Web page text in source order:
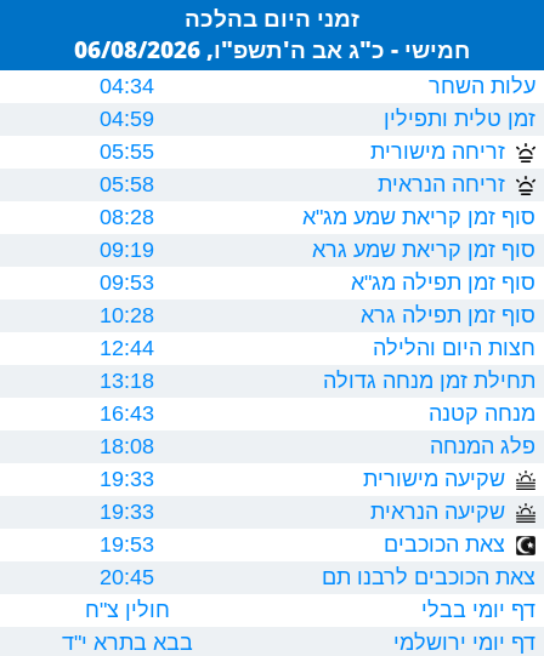
זמני היום בהלכה
חמישי - כ"ג אב ה'תשפ"ו, 06/08/2026
עלות השחר
04:34
זמן טלית ותפילין
04:59
זריחה מישורית
05:55
זריחה הנראית
05:58
סוף זמן קריאת שמע מג"א
08:28
סוף זמן קריאת שמע גרא
09:19
סוף זמן תפילה מג"א
09:53
סוף זמן תפילה גרא
10:28
חצות היום והלילה
12:44
תחילת זמן מנחה גדולה
13:18
מנחה קטנה
16:43
פלג המנחה
18:08
שקיעה מישורית
19:33
שקיעה הנראית
19:33
צאת הכוכבים
19:53
צאת הכוכבים לרבנו תם
20:45
דף יומי בבלי
חולין צ"ח
דף יומי ירושלמי
בבא בתרא י"ד